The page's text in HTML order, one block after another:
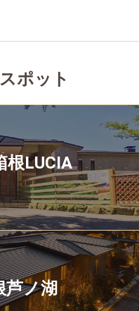
ポット
根LUCIA
芦ノ湖